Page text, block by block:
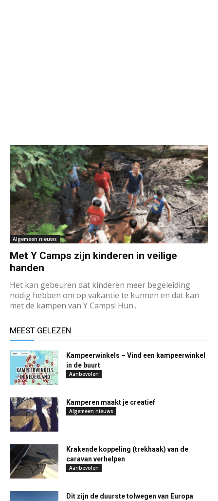
Algemeen nieuws
Met Y Camps zijn kinderen in veilige
handen
Het kan gebeuren dat kinderen meer begeleiding
nodig hebben om op vakantie te kunnen en dat kan
met de kampen van Y Camps! Hun...
MEEST GELEZEN
Kampeerwinkels – Vind een kampeerwinkel
in de buurt
Aanbevolen
Kamperen maakt je creatief
Algemeen nieuws
Krakende koppeling (trekhaak) van de
caravan verhelpen
Aanbevolen
Dit zijn de duurste tolwegen van Europa